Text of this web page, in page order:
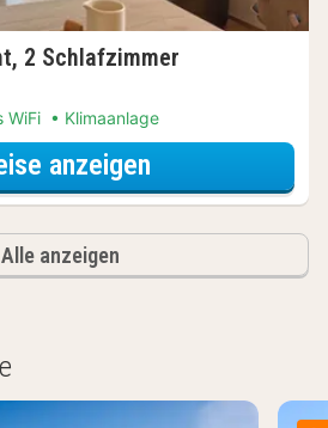
2 Schlafzimmer
WiFi Klimaanlage
anzeigen
Alle anzeigen